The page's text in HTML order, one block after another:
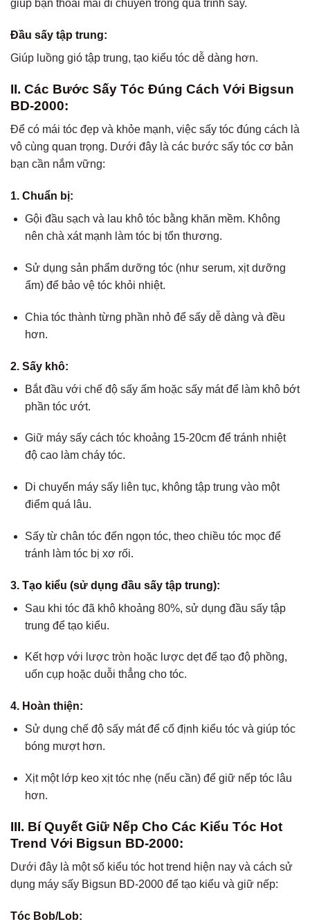
giúp bạn thoải mái di chuyển trong quá trình sấy.
Đầu sấy tập trung:
Giúp luồng gió tập trung, tạo kiểu tóc dễ dàng hơn.
II. Các Bước Sấy Tóc Đúng Cách Với Bigsun
BD-2000:
Để có mái tóc đẹp và khỏe mạnh, việc sấy tóc đúng cách là
vô cùng quan trọng. Dưới đây là các bước sấy tóc cơ bản
bạn cần nắm vững:
1. Chuẩn bị:
Gội đầu sạch và lau khô tóc bằng khăn mềm. Không
nên chà xát mạnh làm tóc bị tổn thương.
Sử dụng sản phẩm dưỡng tóc (như serum, xịt dưỡng
ẩm) để bảo vệ tóc khỏi nhiệt.
Chia tóc thành từng phần nhỏ để sấy dễ dàng và đều
hơn.
2. Sấy khô:
Bắt đầu với chế độ sấy ấm hoặc sấy mát để làm khô bớt
phần tóc ướt.
Giữ máy sấy cách tóc khoảng 15-20cm để tránh nhiệt
độ cao làm cháy tóc.
Di chuyển máy sấy liên tục, không tập trung vào một
điểm quá lâu.
Sấy từ chân tóc đến ngọn tóc, theo chiều tóc mọc để
tránh làm tóc bị xơ rối.
3. Tạo kiểu (sử dụng đầu sấy tập trung):
Sau khi tóc đã khô khoảng 80%, sử dụng đầu sấy tập
trung để tạo kiểu.
Kết hợp với lược tròn hoặc lược dẹt để tạo độ phồng,
uốn cụp hoặc duỗi thẳng cho tóc.
4. Hoàn thiện:
Sử dụng chế độ sấy mát để cố định kiểu tóc và giúp tóc
bóng mượt hơn.
Xịt một lớp keo xịt tóc nhẹ (nếu cần) để giữ nếp tóc lâu
hơn.
III. Bí Quyết Giữ Nếp Cho Các Kiểu Tóc Hot
Trend Với Bigsun BD-2000:
Dưới đây là một số kiểu tóc hot trend hiện nay và cách sử
dụng máy sấy Bigsun BD-2000 để tạo kiểu và giữ nếp:
Tóc Bob/Lob: